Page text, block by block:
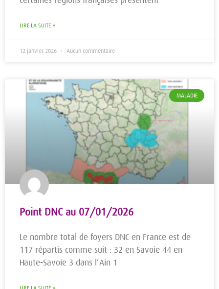
LIRE LA SUITE »
12 janvier 2026 Aucun commentaire
MALADIE
Point DNC au 07/01/2026
Le nombre total de foyers DNC en France est de
117 répartis comme suit : 32 en Savoie 44 en
Haute-Savoie 3 dans l’Ain 1